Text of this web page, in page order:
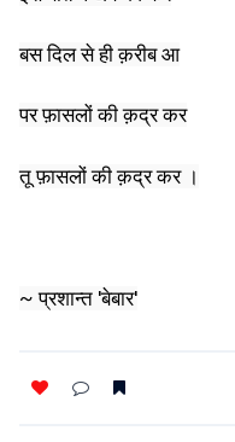
बस दिल से ही क़रीब आ
पर फ़ासलों की क़द्र कर
तू फ़ासलों की क़द्र कर ।
~ प्रशान्त 'बेबार'